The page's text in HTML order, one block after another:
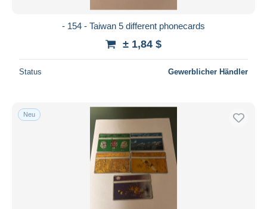
- 154 - Taiwan 5 different phonecards
± 1,84 $
Status Gewerblicher Händler
Neu